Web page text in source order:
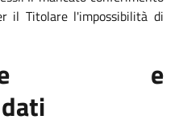
il Titolare l'impossibilità di
e